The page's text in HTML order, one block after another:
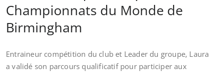
Championnats du Monde de
Birmingham
Entraineur compétition du club et Leader du groupe, Laura
a validé son parcours qualificatif pour participer aux